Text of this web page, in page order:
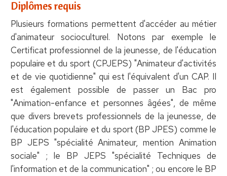
Diplômes requis
Plusieurs formations permettent d'accéder au métier
d'animateur socioculturel. Notons par exemple le
Certificat professionnel de la jeunesse, de l'éducation
populaire et du sport (CPJEPS) "Animateur d'activités
et de vie quotidienne" qui est l'équivalent d'un CAP. Il
est également possible de passer un Bac pro
"Animation-enfance et personnes âgées", de même
que divers brevets professionnels de la jeunesse, de
l'éducation populaire et du sport (BP JPES) comme le
BP JEPS "spécialité Animateur, mention Animation
sociale" ; le BP JEPS "spécialité Techniques de
l'information et de la communication" ; ou encore le BP